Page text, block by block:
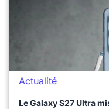
Actualité
Le Galaxy S27 Ultra